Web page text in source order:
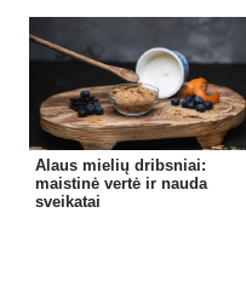
Alaus mielių dribsniai:
maistinė vertė ir nauda
sveikatai